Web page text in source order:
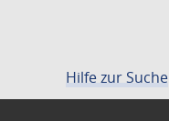
Hilfe zur Suche